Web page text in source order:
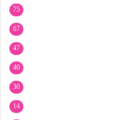
75
67
47
40
30
14